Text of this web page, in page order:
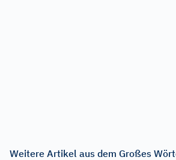
Weitere Artikel aus dem Großes